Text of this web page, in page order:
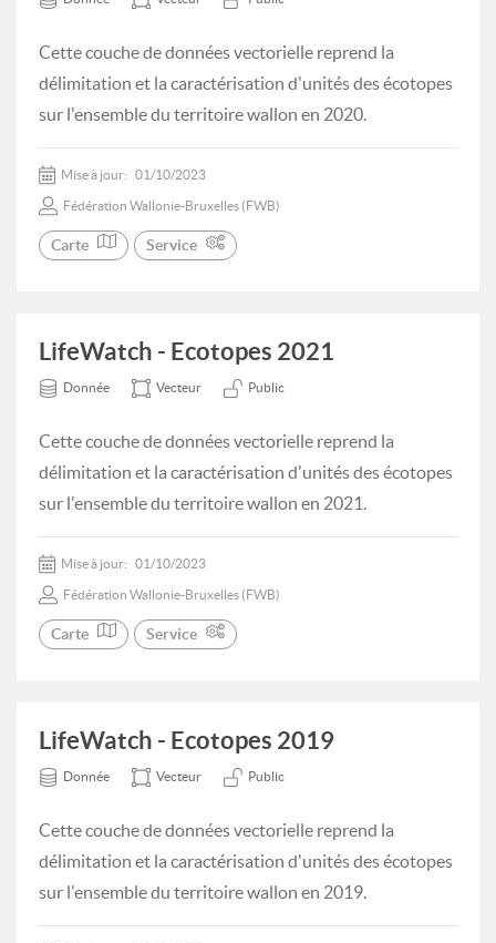
Cette couche de données vectorielle reprend la
délimitation et la caractérisation d'unités des écotopes
sur l'ensemble du territoire wallon en 2020.
Mise à jour: 01/10/2023
Fédération Wallonie-Bruxelles (FWB)
Carte Service
LifeWatch - Ecotopes 2021
Donnée Vecteur Public
Cette couche de données vectorielle reprend la
délimitation et la caractérisation d'unités des écotopes
sur l'ensemble du territoire wallon en 2021.
Mise à jour: 01/10/2023
Fédération Wallonie-Bruxelles (FWB)
Carte Service
LifeWatch - Ecotopes 2019
Donnée Vecteur Public
Cette couche de données vectorielle reprend la
délimitation et la caractérisation d'unités des écotopes
sur l'ensemble du territoire wallon en 2019.